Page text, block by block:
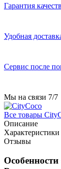
Гарантия
Удобная
Сервис после
Мы на связи 7/7
Все товары
Описание
Характеристики
Отзывы